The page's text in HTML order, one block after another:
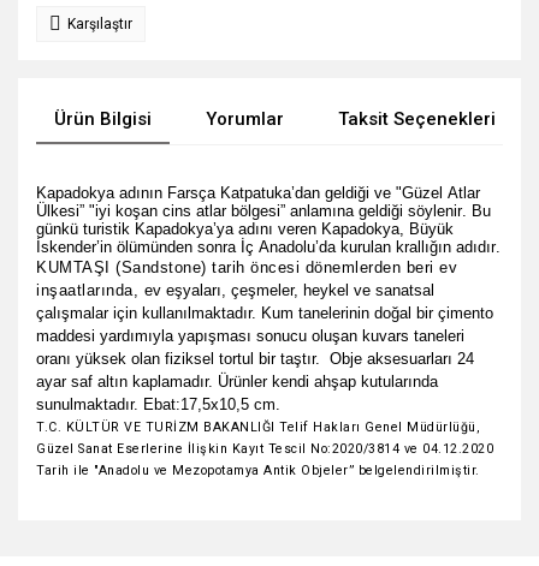
Karşılaştır
Ürün Bilgisi Yorumlar Taksit Seçenekleri
Kapadokya adının Farsça Katpatuka’dan geldiği ve "Güzel Atlar
Ülkesi” "iyi koşan cins atlar bölgesi” anlamına geldiği söylenir. Bu
günkü turistik Kapadokya’ya adını veren Kapadokya, Büyük
İskender’in ölümünden sonra İç Anadolu’da kurulan krallığın adıdır.
KUMTAŞI (Sandstone) tarih öncesi dönemlerden beri ev
inşaatlarında, ev eşyaları, çeşmeler, heykel ve sanatsal
çalışmalar için kullanılmaktadır. Kum tanelerinin doğal bir çimento
maddesi yardımıyla yapışması sonucu oluşan kuvars taneleri
oranı yüksek olan fiziksel tortul bir taştır. Obje aksesuarları 24
ayar saf altın kaplamadır. Ürünler kendi ahşap kutularında
sunulmaktadır. Ebat:17,5x10,5 cm.
T.C. KÜLTÜR VE TURİZM BAKANLIĞI Telif Hakları Genel Müdürlüğü,
Güzel Sanat Eserlerine İlişkin Kayıt Tescil No:2020/3814 ve 04.12.2020
Tarih ile "Anadolu ve Mezopotamya Antik Objeler” belgelendirilmiştir.